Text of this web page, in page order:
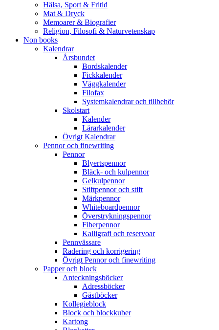
Hälsa, Sport & Fritid
Mat & Dryck
Memoarer & Biografier
Religion, Filosofi & Naturvetenskap
Non books
Kalendrar
Årsbundet
Bordskalender
Fickkalender
Väggkalender
Filofax
Systemkalendrar och tillbehör
Skolstart
Kalender
Lärarkalender
Övrigt Kalendrar
Pennor och finewriting
Pennor
Blyertspennor
Bläck- och kulpennor
Gelkulpennor
Stiftpennor och stift
Märkpennor
Whiteboardpennor
Överstrykningspennor
Fiberpennor
Kalligrafi och reservoar
Pennvässare
Radering och korrigering
Övrigt Pennor och finewriting
Papper och block
Anteckningsböcker
Adressböcker
Gästböcker
Kollegieblock
Block och blockkuber
Kartong